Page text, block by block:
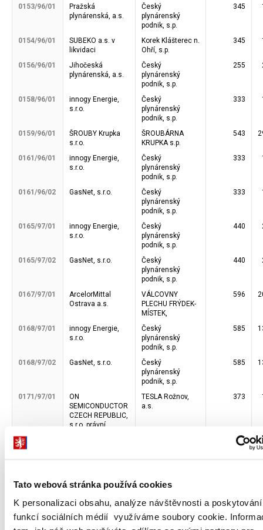
Tato webová stránka používá cookies
K personalizaci obsahu, analýze návštěvnosti a poskytování
funkcí sociálních médií využíváme soubory cookie.
0153/96/01
Pražská
plynárenská, a.s.
Český
plynárenský
podnik, s.p.
345
0154/96/01
SUBEKO a.s. v
likvidaci
Korek Klášterec n.
Ohří, s.p.
345
0156/96/01
Jihočeská
plynárenská, a.s.
Český
plynárenský
podnik, s.p.
255
0158/96/01
innogy Energie,
s.r.o.
Český
plynárenský
podnik, s.p.
333
0159/96/01
ŠROUBY Krupka
s.r.o.
ŠROUBÁRNA
KRUPKA s.p.
543
0161/96/01
innogy Energie,
s.r.o.
Český
plynárenský
podnik, s.p.
333
0161/96/02 GasNet, s.r.o.
Český
plynárenský
podnik, s.p.
333
0165/97/01
innogy Energie,
s.r.o.
Český
plynárenský
podnik, s.p.
440
0165/97/02 GasNet, s.r.o.
Český
plynárenský
podnik, s.p.
440
0167/97/01
ArcelorMittal
Ostrava a.s.
VÁLCOVNY
PLECHU FRÝDEK-
MÍSTEK,
596
0168/97/01
innogy Energie,
s.r.o.
Český
plynárenský
podnik, s.p.
585
0168/97/02 GasNet, s.r.o.
Český
plynárenský
podnik, s.p.
585
0171/97/01
ON
SEMICONDUCTOR
CZECH REPUBLIC,
s.r.o.,právní
TESLA Rožnov,
a.s.
373
0177/97/01
a.s.
0180/97/01 PRIMAGAS s.r.o.
Český
plynárenský
podnik, s.p.
59